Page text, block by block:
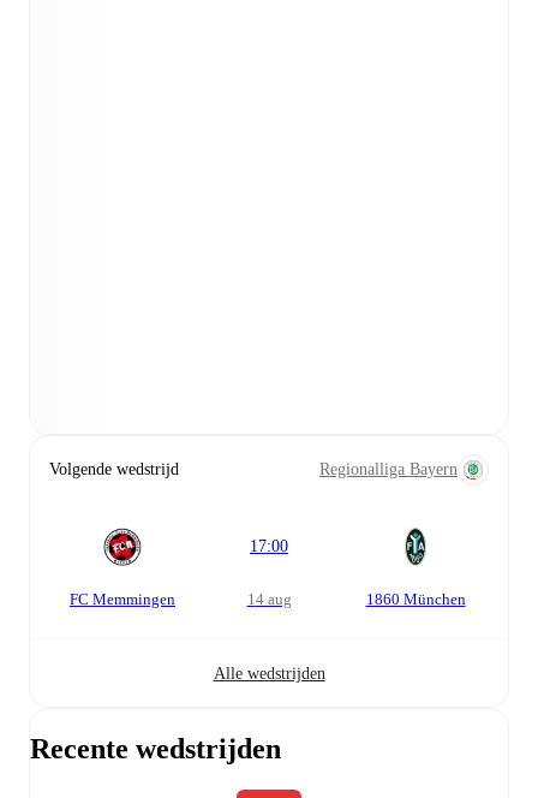
Volgende wedstrijd Regionalliga Bayern
FC Memmingen
17:00
14 aug 1860 München
Alle wedstrijden
Recente wedstrijden